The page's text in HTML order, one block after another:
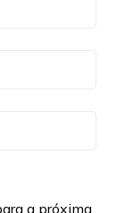
a próxima